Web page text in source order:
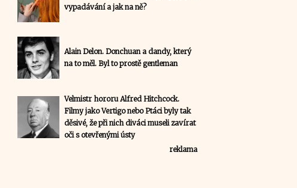
vypadávání a jak na ně?
Alain Delon. Donchuan a dandy, který
na to měl. Byl to prostě gentleman
Velmistr hororu Alfred Hitchcock.
Filmy jako Vertigo nebo Ptáci byly tak
děsivé, že při nich diváci museli zavírat
oči s otevřenými ústy
reklama